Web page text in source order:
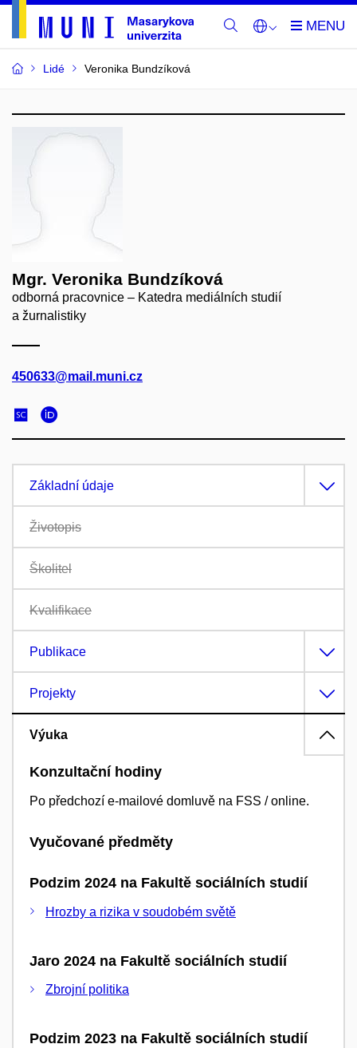
Lidé Veronika Bundzíková
Mgr. Veronika Bundzíková
odborná pracovnice – Katedra mediálních studií
a žurnalistiky
450633@mail.muni.cz
Základní údaje
Životopis
Školitel
Kvalifikace
Publikace
Projekty
Výuka
Konzultační hodiny
Po předchozí e-mailové domluvě na FSS / online.
Vyučované předměty
Podzim 2024 na Fakultě sociálních studií
Hrozby a rizika v soudobém světě
Jaro 2024 na Fakultě sociálních studií
Zbrojní politika
Podzim 2023 na Fakultě sociálních studií